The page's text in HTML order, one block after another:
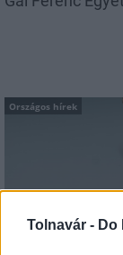
Tolnavár - Do
Országos hírek